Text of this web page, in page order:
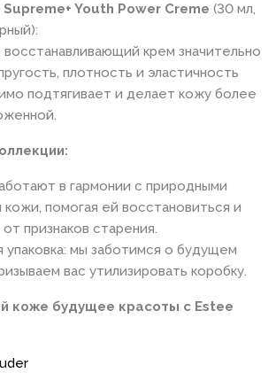
Youth Power Creme (30 мл,
крем значительно
плотность и эластичность
подтягивает и делает кожу более
в гармонии с природными
помогая ей восстановиться и
признаков старения.
упаковка: мы заботимся о будущем
вас утилизировать коробку.
коже будущее красоты с Estee